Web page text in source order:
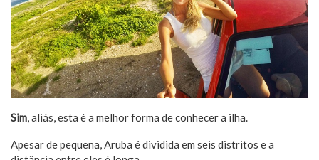
Sim, aliás, esta é a melhor forma de conhecer a ilha.
Apesar de pequena, Aruba é dividida em seis distritos e a